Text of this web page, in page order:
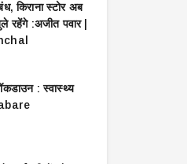
किराना स्टोर अब
:अजीत पवार |
: स्वास्थ्य